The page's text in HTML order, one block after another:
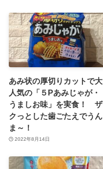
あみ状の厚切りカットで大
人気の「５Pあみじゃが・
うましお味」を実食！ ザ
クっとした歯ごたえでうん
ま～！
2022年8月14日